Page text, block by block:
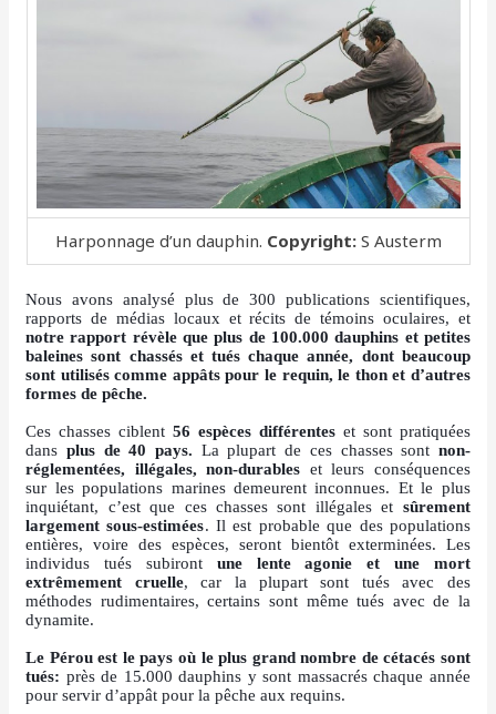
Harponnage d’un dauphin. Copyright:S Austerm
Nous avons analysé plus de 300 publications scientifiques,
rapports de médias locaux et récits de témoins oculaires, et
notre rapport révèle que plus de 100.000 dauphins et petites
baleines sont chassés et tués chaque année, dont beaucoup
sont utilisés comme appâts pour le requin, le thon et d’autres
formes de pêche.
Ces chasses ciblent56 espèces différenteset sont pratiquées
dans plus de 40 pays. La plupart de ces chasses sont non-
réglementées, illégales, non-durables et leurs conséquences
sur les populations marines demeurent inconnues. Et le plus
inquiétant, c’est que ces chasses sont illégales et sûrement
largement sous-estimées. Il est probable que des populations
entières, voire des espèces, seront bientôt exterminées. Les
individus tués subiront une lente agonie et une mort
extrêmement cruelle, car la plupart sont tués avec des
méthodes rudimentaires, certains sont même tués avec de la
dynamite.
Le Pérou est le pays où le plus grand nombre de cétacés sont
tués: près de 15.000 dauphins y sont massacrés chaque année
pour servir d’appât pour la pêche aux requins.